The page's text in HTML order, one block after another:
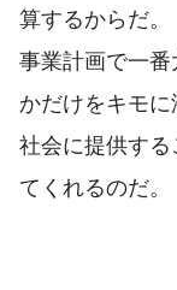
算するからだ。
事業計画で一
かだけをキモ
社会に提供す
てくれるのだ。